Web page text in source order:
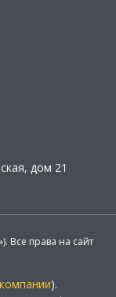
дом 21
Все права на сайт
).